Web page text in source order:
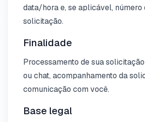
data/hora e, se aplicável,
solicitação.
Finalidade
Processamento de sua
ou chat, acompanhamento da
comunicação com você.
Base legal